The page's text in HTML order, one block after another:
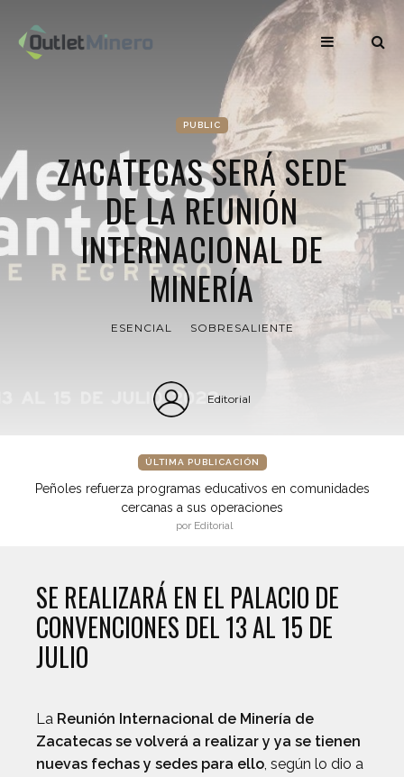
PUBLIC
ZACATECAS SERÁ SEDE
DE LA REUNIÓN
INTERNACIONAL DE
MINERÍA
ESENCIAL SOBRESALIENTE
Editorial
ÚLTIMA PUBLICACIÓN
Peñoles refuerza programas educativos en comunidades
cercanas a sus operaciones
por Editorial
SE REALIZARÁ EN EL PALACIO DE
CONVENCIONES DEL 13 AL 15 DE
JULIO
La Reunión Internacional de Minería de
Zacatecas se volverá a realizar y ya se tienen
nuevas fechas y sedes para ello, según lo dio a